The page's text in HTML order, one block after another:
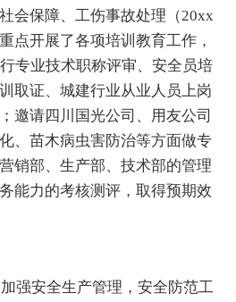
会保障、工伤事故处理（20xx
点开展了各项培训教育工作，
专业技术职称评审、安全员培
取证、城建行业从业人员上岗
邀请四川国光公司、用友公司
、苗木病虫害防治等方面做专
销部、生产部、技术部的管理
能力的考核测评，取得预期效
强安全生产管理，安全防范工